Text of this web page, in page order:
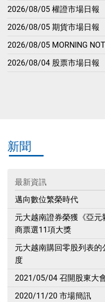
2026/08/05 權證市場日報
2026/08/05 期貨市場日報
2026/08/05 MORNING
2026/08/04 股票市場日報
新聞
最新資訊
邁向數位繁榮時代
元大越南證券榮獲《亞
商票選11項大獎
元大越南購回零股列表
度
2021/05/04 召開股東大
2020/11/20 市場簡訊